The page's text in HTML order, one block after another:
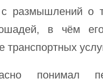
размышлений о
в чём
транспортных
понимал